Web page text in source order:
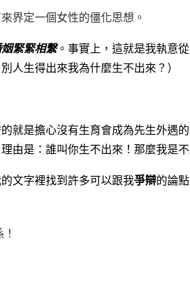
界定一個女性的僵化思想。
緊緊相繫。事實上，這就是我執意
人生得出來我為什麼生不出來？）
就是擔心沒有生育會成為先生外遇
由是：誰叫你生不出來！那麼我是
文字裡找到許多可以跟我爭辯的論